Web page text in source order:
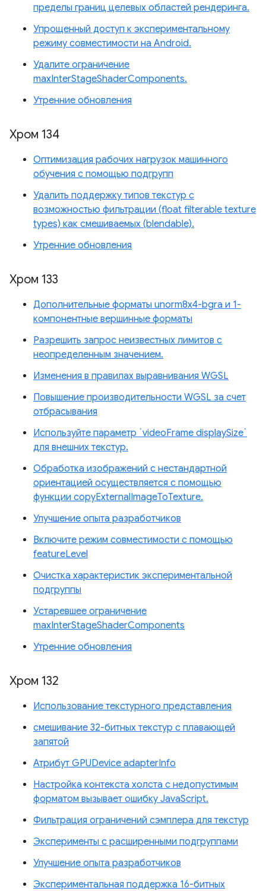
пределы границ целевых областей рендеринга.
Упрощенный доступ к экспериментальному
режиму совместимости на Android.
Удалите ограничение
maxInterStageShaderComponents.
Утренние обновления
Хром 134
Оптимизация рабочих нагрузок машинного
обучения с помощью подгрупп
Удалить поддержку типов текстур с
возможностью фильтрации (float filterable texture
types) как смешиваемых (blendable).
Утренние обновления
Хром 133
Дополнительные форматы unorm8x4-bgra и 1-
компонентные вершинные форматы
Разрешить запрос неизвестных лимитов с
неопределенным значением.
Изменения в правилах выравнивания WGSL
Повышение производительности WGSL за счет
отбрасывания
Используйте параметр `videoFrame displaySize`
для внешних текстур.
Обработка изображений с нестандартной
ориентацией осуществляется с помощью
функции copyExternalImageToTexture.
Улучшение опыта разработчиков
Включите режим совместимости с помощью
featureLevel
Очистка характеристик экспериментальной
подгруппы
Устаревшее ограничение
maxInterStageShaderComponents
Утренние обновления
Хром 132
Использование текстурного представления
смешивание 32-битных текстур с плавающей
запятой
Атрибут GPUDevice adapterInfo
Настройка контекста холста с недопустимым
форматом вызывает ошибку JavaScript.
Фильтрация ограничений сэмплера для текстур
Эксперименты с расширенными подгруппами
Улучшение опыта разработчиков
Экспериментальная поддержка 16-битных